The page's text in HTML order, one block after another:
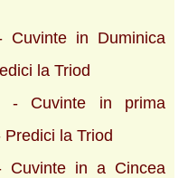
Cuvinte in Duminica
la Triod
- Cuvinte in prima
la Triod
Cuvinte in a Cincea